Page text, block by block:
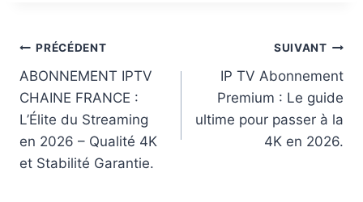
PRÉCÉDENT
ABONNEMENT IPTV
CHAINE FRANCE :
L’Élite du Streaming
en 2026 – Qualité 4K
et Stabilité Garantie.
SUIVANT
IP TV Abonnement
Premium : Le guide
ultime pour passer à la
4K en 2026.